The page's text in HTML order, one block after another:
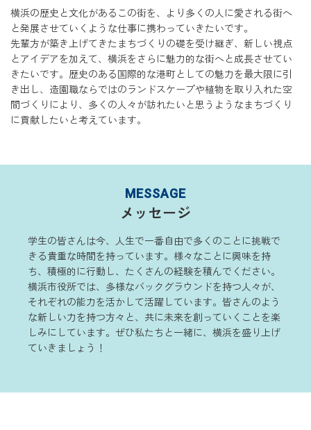
横浜の歴史と文化があるこの街を、より多くの人に愛される街へ
と発展させていくような仕事に携わっていきたいです。
先輩方が築き上げてきたまちづくりの礎を受け継ぎ、新しい視点
とアイデアを加えて、横浜をさらに魅力的な街へと成長させてい
きたいです。歴史のある国際的な港町としての魅力を最大限に引
き出し、造園職ならではのランドスケープや植物を取り入れた空
間づくりにより、多くの人々が訪れたいと思うようなまちづくり
に貢献したいと考えています。
MESSAGE
メッセージ
学生の皆さんは今、人生で一番自由で多くのことに挑戦で
きる貴重な時間を持っています。様々なことに興味を持
ち、積極的に行動し、たくさんの経験を積んでください。
横浜市役所では、多様なバックグラウンドを持つ人々が、
それぞれの能力を活かして活躍しています。皆さんのよう
な新しい力を持つ方々と、共に未来を創っていくことを楽
しみにしています。ぜひ私たちと一緒に、横浜を盛り上げ
ていきましょう！